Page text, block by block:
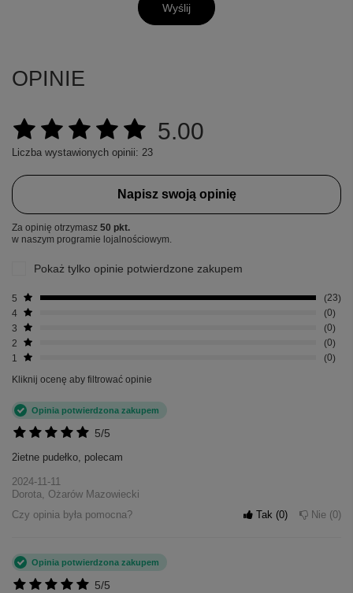
Wyślij
OPINIE
5.00
Liczba wystawionych opinii: 23
Napisz swoją opinię
Za opinię otrzymasz 50 pkt.
w naszym programie lojalnościowym.
Pokaż tylko opinie potwierdzone zakupem
5
23
4
0
3
0
2
0
1
0
Kliknij ocenę aby filtrować opinie
5/5
Opinia potwierdzona zakupem
2ietne pudełko, polecam
2024-11-11
Dorota, Ożarów Mazowiecki
Czy opinia była pomocna?
Tak 0 Nie 0
5/5
Opinia potwierdzona zakupem